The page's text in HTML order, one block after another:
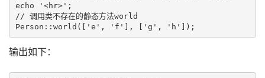
echo '<hr>';
// 调用类不存在的静态方法world
输出如下：